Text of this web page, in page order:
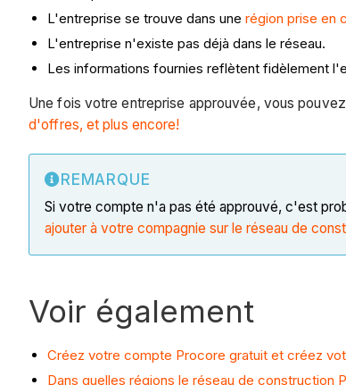
L'entreprise se trouve dans une région prise en
L'entreprise n'existe pas déjà dans le réseau.
Les informations fournies reflètent fidèlement
Une fois votre entreprise approuvée, vous
d'offres, et plus encore!
REMARQUE
Si votre compte n'a pas été approuvé, c'est
ajouter à votre compagnie sur le réseau de
Voir également
Créez votre compte Procore gratuit et créez
Dans quelles régions le réseau de construction